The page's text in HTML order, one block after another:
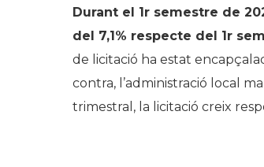
Durant el 1r semestre de
del 7,1% respecte del 1r
de licitació ha estat
contra, l’administració local
trimestral, la licitació creix